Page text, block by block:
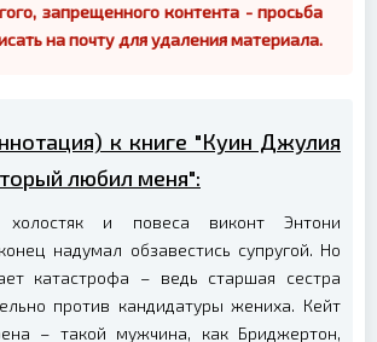
запрещенного контента - просьба
на почту для удаления материала.
к книге "Куин Джулия
любил меня":
холостяк и повеса виконт Энтони
надумал обзавестись супругой. Но
катастрофа – ведь старшая сестра
против кандидатуры жениха. Кейт
– такой мужчина, как Бриджертон,